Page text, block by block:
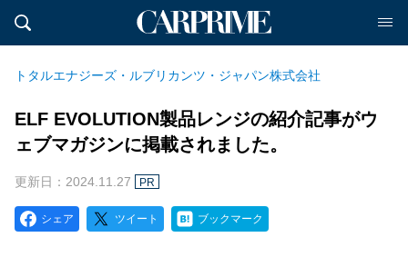
トタルエナジーズ・ルブリカンツ・ジャパン株式会社
ELF EVOLUTION製品レンジの紹介記事がウ
ェブマガジンに掲載されました。
更新日：2024.11.27 PR
シェア ツイート ブックマーク